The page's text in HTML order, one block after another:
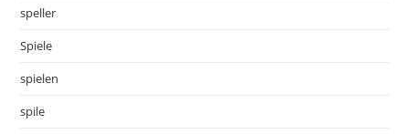
speller
Spiele
spielen
spile